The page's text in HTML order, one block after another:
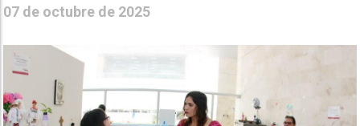
07 de octubre de 2025